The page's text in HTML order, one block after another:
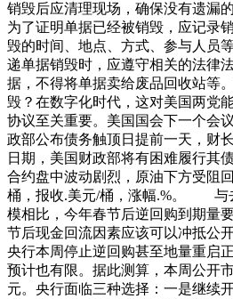
销毁后应清理现场，确保没有遗漏
为了证明单据已经被销毁，应记录
毁的时间、地点、方式、参与人员
递单据销毁时，应遵守相关的法律
据，不得将单据卖给废品回收站等
毁？在数字化时代，这对美国两党
协议至关重要。美国国会下一个会
政部公布债务触顶日提前一天，财
日期，美国财政部将有困难履行其
合约盘中波动剧烈，原油下方受阻
桶，报收.美元/桶，涨幅.%。 与
模相比，今年春节后逆回购到期量
节后现金回流因素应该可以冲抵公
央行本周停止逆回购甚至地量重启
预计也有限。据此测算，本周公开
元。央行面临三种选择：一是继续